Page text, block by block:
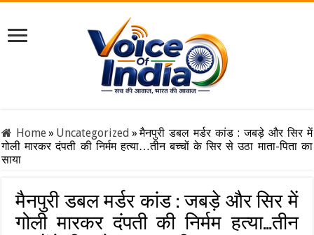
Home» Uncategorized » मैनपुरी डबल मर्डर कांड : जबड़े और सिर में
गोली मारकर दंपती की निर्मम हत्या…तीन बच्चों के सिर से उठा माता-पिता का
साया
मैनपुरी डबल मर्डर कांड : जबड़े और सिर में
गोली मारकर दंपती की निर्मम हत्या…तीन